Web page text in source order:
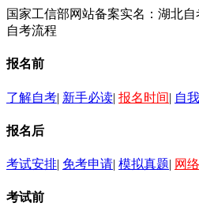
国家工信部网站备案实名：湖北
自考流程
报名前
了解自考| 新手必读| 报名时间| 自
报名后
考试安排| 免考申请| 模拟真题| 网
考试前